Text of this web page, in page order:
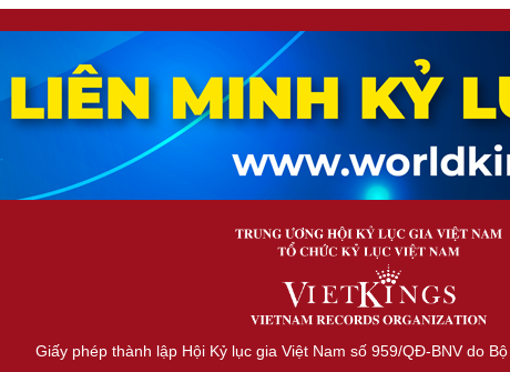
Giấy phép thành lập Hội Kỷ lục gia Việt Nam số 959/QĐ-BNV do